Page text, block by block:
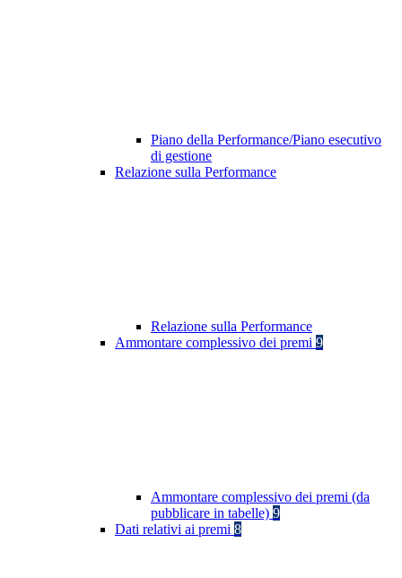
Piano della Performance/Piano esecutivo
di gestione
Relazione sulla Performance
Relazione sulla Performance
Ammontare complessivo dei premi 9
Ammontare complessivo dei premi (da
pubblicare in tabelle) 9
Dati relativi ai premi 8